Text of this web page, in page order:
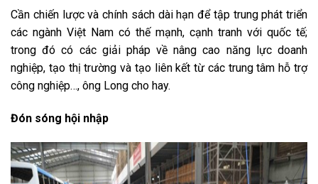
Cần chiến lược và chính sách dài hạn để tập trung phát triển
các ngành Việt Nam có thế mạnh, cạnh tranh với quốc tế;
trong đó có các giải pháp về nâng cao năng lực doanh
nghiệp, tạo thị trường và tạo liên kết từ các trung tâm hỗ trợ
công nghiệp…, ông Long cho hay.
Đón sóng hội nhập